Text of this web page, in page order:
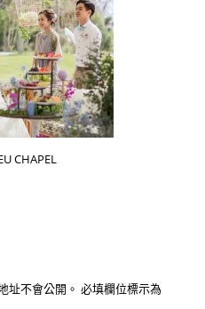
CHAPEL
址不會公開。 必填欄位標示為